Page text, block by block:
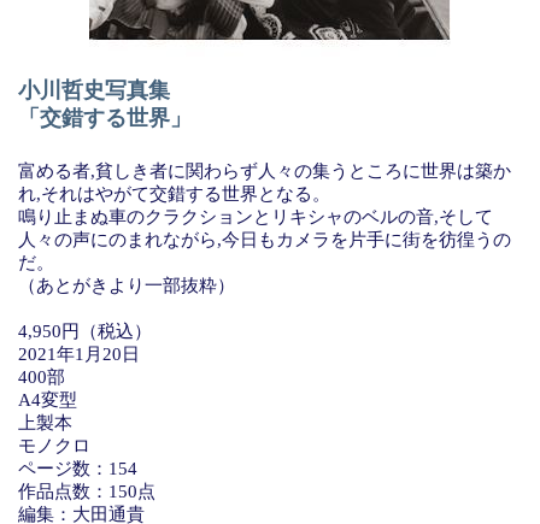
小川哲史写真集
「交錯する世界」
富める者,貧しき者に関わらず人々の集うところに世界は築か
れ,それはやがて交錯する世界となる。
鳴り止まぬ車のクラクションとリキシャのベルの音,そして
人々の声にのまれながら,今日もカメラを片手に街を彷徨うの
だ。
（あとがきより一部抜粋）
4,950円（税込）
2021年1月20日
400部
A4変型
上製本
モノクロ
ページ数：154
作品点数：150点
編集：大田通貴